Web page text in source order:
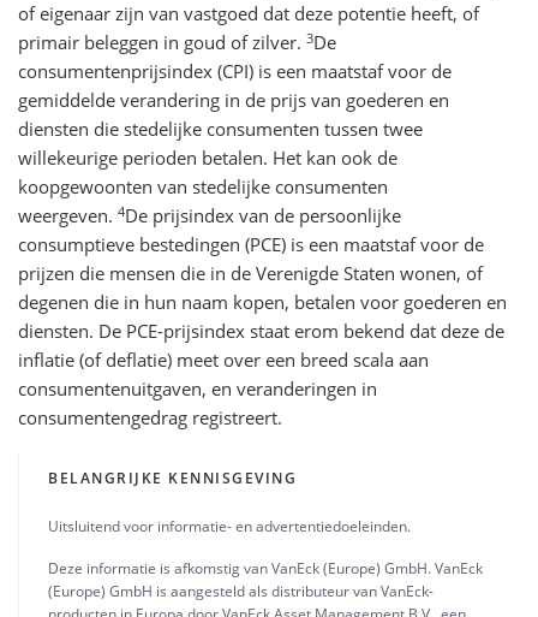
of eigenaar zijn van vastgoed dat deze potentie heeft, of
primair beleggen in goud of zilver. 3De
consumentenprijsindex (CPI) is een maatstaf voor de
gemiddelde verandering in de prijs van goederen en
diensten die stedelijke consumenten tussen twee
willekeurige perioden betalen. Het kan ook de
koopgewoonten van stedelijke consumenten
weergeven. 4De prijsindex van de persoonlijke
consumptieve bestedingen (PCE) is een maatstaf voor de
prijzen die mensen die in de Verenigde Staten wonen, of
degenen die in hun naam kopen, betalen voor goederen en
diensten. De PCE-prijsindex staat erom bekend dat deze de
inflatie (of deflatie) meet over een breed scala aan
consumentenuitgaven, en veranderingen in
consumentengedrag registreert.
BELANGRIJKE KENNISGEVING
Uitsluitend voor informatie- en advertentiedoeleinden.
Deze informatie is afkomstig van VanEck (Europe) GmbH. VanEck
(Europe) GmbH is aangesteld als distributeur van VanEck-